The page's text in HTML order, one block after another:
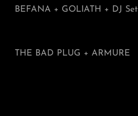
BEFANA + GOLIATH + DJ Set
THE BAD PLUG + ARMURE